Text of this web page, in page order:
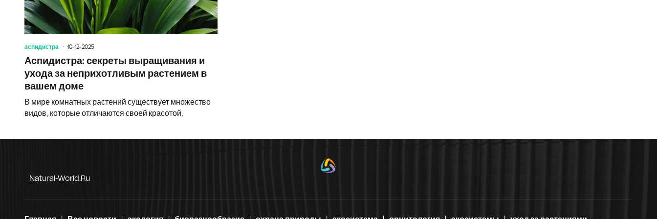
аспидистра 10-12-2025
Аспидистра: секреты выращивания и
ухода за неприхотливым растением в
вашем доме
В мире комнатных растений существует множество
видов, которые отличаются своей красотой,
Natural-World.ru